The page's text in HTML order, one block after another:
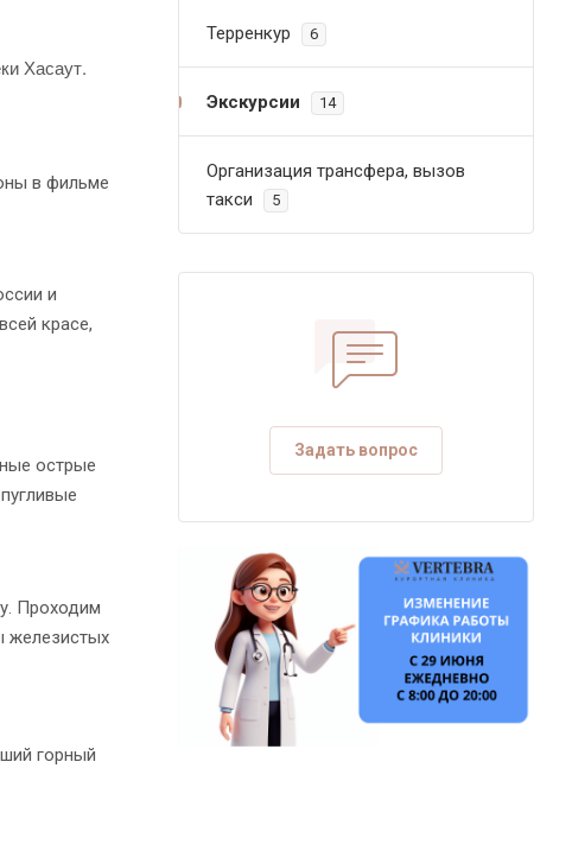
Хасаут.
в фильме
и
красе,
острые
Проходим
железистых
горный
Терренкур 6
Экскурсии 14
Организация трансфера, вызов
такси
5
Задать вопрос